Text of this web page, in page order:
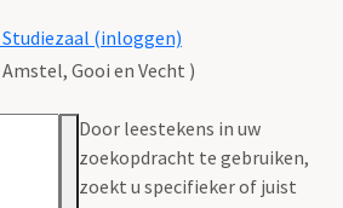
(inloggen)
Gooi en Vecht )
Door leestekens in uw
zoekopdracht te gebruiken,
zoekt u specifieker of juist